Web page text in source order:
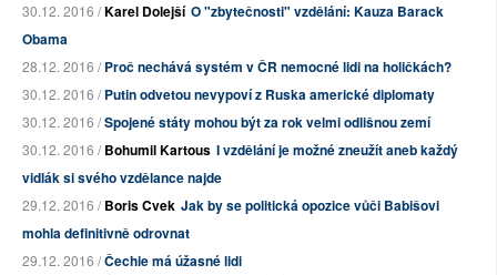
30.12. 2016 /Karel Dolejší O "zbytečnosti" vzdělání: Kauza Barack
Obama
28.12. 2016 /Proč nechává systém v ČR nemocné lidi na holičkách?
30.12. 2016 /Putin odvetou nevypoví z Ruska americké diplomaty
30.12. 2016 /Spojené státy mohou být za rok velmi odlišnou zemí
30.12. 2016 /Bohumil Kartous I vzdělání je možné zneužít aneb každý
vidlák si svého vzdělance najde
29.12. 2016 /Boris Cvek Jak by se politická opozice vůči Babišovi
mohla definitivně odrovnat
29.12. 2016 /Čechie má úžasné lidi